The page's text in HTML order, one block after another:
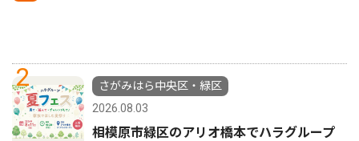
2
さがみはら中央区・緑区
2026.08.03
相模原市緑区のアリオ橋本でハラグループ